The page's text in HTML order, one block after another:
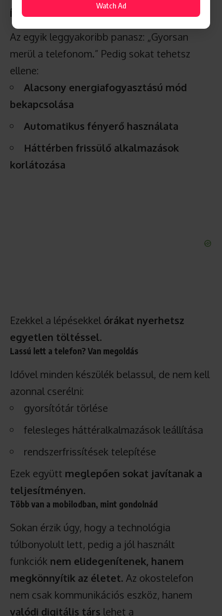
Így él tovább az akkumulátor
Az egyik leggyakoribb panasz: „Gyorsan
merül a telefonom.” Pedig sokat tehetsz
ellene:
Alacsony energiafogyasztású mód
bekapcsolása
Automatikus fényerő használata
Háttérben frissülő alkalmazások
korlátozása
Ezekkel a lépésekkel órákat nyerhetsz
egyetlen töltéssel.
Lassú lett a telefon? Van megoldás
Idővel minden készülék belassul, de nem kell
azonnal cserélni:
gyorsítótár törlése
felesleges háttéralkalmazások leállítása
rendszerfrissítések telepítése
Ezek együtt meglepően sokat javítanak a
teljesítményen.
Több van a mobilodban, mint gondolnád
Sokan érzik úgy, hogy a technológia
túlbonyolult lett, pedig a jól használt
funkciók nem elidegenítenek, hanem
megkönnyítik az életet. Az okostelefon
nem csak kommunikációs eszköz, hanem
valódi digitális társ lehet a
Watch Ad